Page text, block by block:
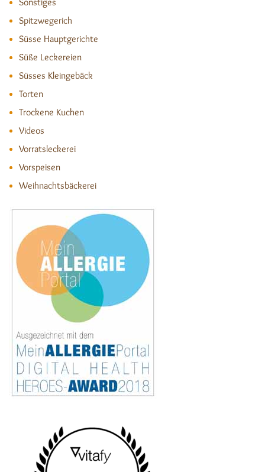
Spitzwegerich
Süsse Hauptgerichte
Süße Leckereien
Süsses Kleingebäck
Torten
Trockene Kuchen
Videos
Vorratsleckerei
Vorspeisen
Weihnachtsbäckerei